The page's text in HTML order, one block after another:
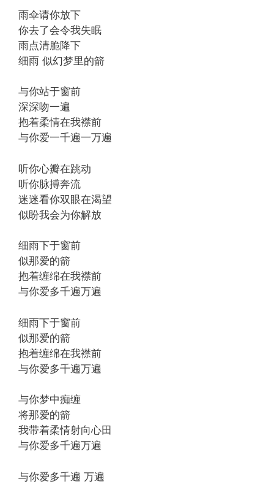
雨伞请你放下
你去了会令我失眠
雨点清脆降下
细雨 似幻梦里的箭
与你站于窗前
深深吻一遍
抱着柔情在我襟前
与你爱一千遍一万遍
听你心瓣在跳动
听你脉搏奔流
迷迷看你双眼在渴望
似盼我会为你解放
细雨下于窗前
似那爱的箭
抱着缠绵在我襟前
与你爱多千遍万遍
细雨下于窗前
似那爱的箭
抱着缠绵在我襟前
与你爱多千遍万遍
与你梦中痴缠
将那爱的箭
我带着柔情射向心田
与你爱多千遍万遍
与你爱多千遍 万遍